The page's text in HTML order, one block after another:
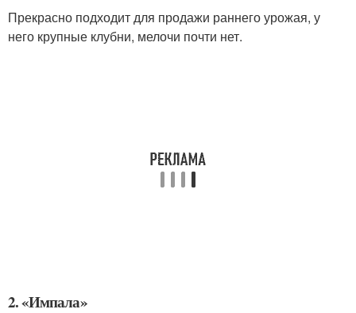
Прекрасно подходит для продажи раннего урожая, у
него крупные клубни, мелочи почти нет.
2. «Импала»